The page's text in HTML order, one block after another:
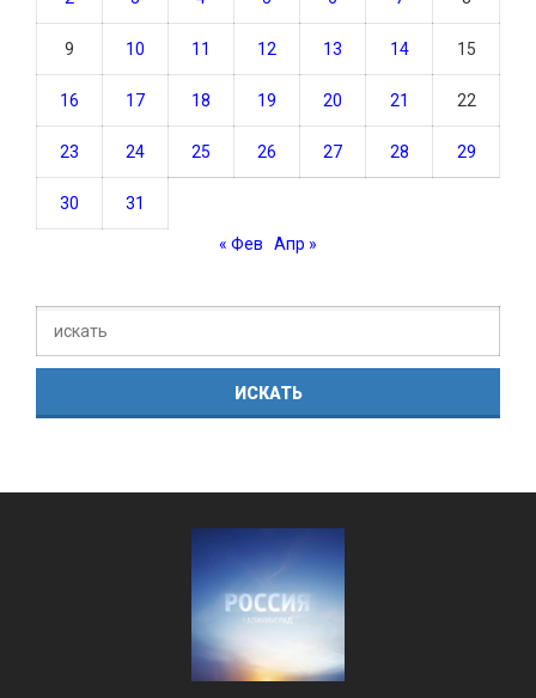
9 10 11 12 13 14 15
16 17 18 19 20 21 22
23 24 25 26 27 28 29
30 31
« Фев Апр »